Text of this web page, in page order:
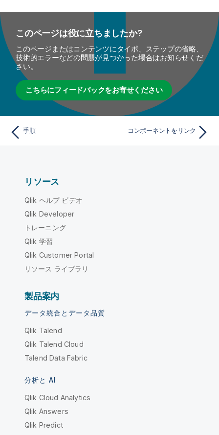
このページは役に立ちましたか?
このページまたはコンテンツにタイポ、ステップの省略、
技術的エラーなどの問題が見つかった場合はお知らせくだ
さい。
こちらにフィードバックをお寄せください
手順 コンポーネントをリンク
リソース
Qlik ヘルプ ビデオ
Qlik Developer
トレーニング
Qlik 学習
Qlik Customer Portal
リソース ライブラリ
製品案内
データ統合とデータ品質
Qlik Talend
Qlik Talend Cloud
Talend Data Fabric
分析と AI
Qlik Cloud Analytics
Qlik Answers
Qlik Predict